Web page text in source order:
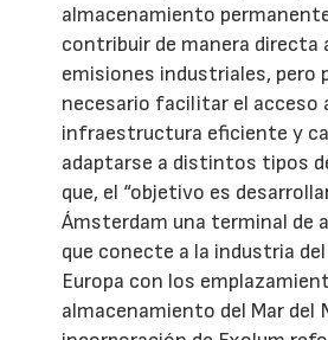
almacenamiento
contribuir de manera directa
emisiones industriales, pero
necesario facilitar el acceso
infraestructura eficiente y
adaptarse a distintos tipos
que, el “objetivo es
Ámsterdam una terminal de
que conecte a la industria
Europa con los
almacenamiento del Mar del